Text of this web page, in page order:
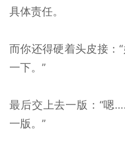
具体责任。
而你还得硬着头皮接：
一下。”
最后交上去一版：“嗯
一版。”